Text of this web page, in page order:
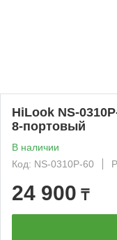
HiLook NS-
8-портовый
В наличии
Код: NS-0310P-60
24 900 ₸